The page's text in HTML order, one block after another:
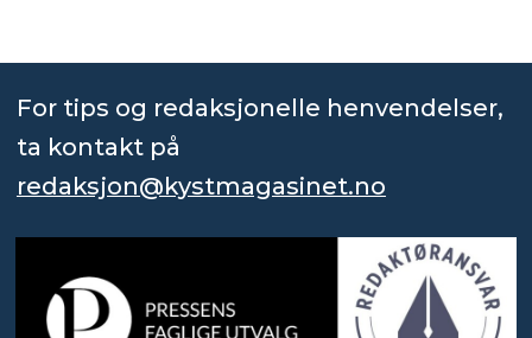
For tips og redaksjonelle henvendelser,
ta kontakt på
redaksjon@kystmagasinet.no